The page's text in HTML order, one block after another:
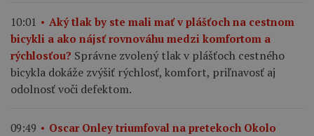
10:01
Aký tlak by ste mali mať v plášťoch na cestnom
bicykli a ako nájsť rovnováhu medzi komfortom a
rýchlosťou? Správne zvolený tlak v plášťoch cestného
bicykla dokáže zvýšiť rýchlosť, komfort, priľnavosť aj
odolnosť voči defektom.
09:49
Oscar Onley triumfoval na pretekoch Okolo